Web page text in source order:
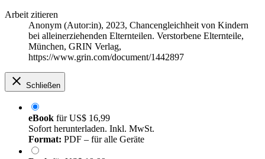
Arbeit zitieren
Anonym (Autor:in), 2023, Chancengleichheit von Kindern
bei alleinerziehenden Elternteilen. Verstorbene Elternteile,
München, GRIN Verlag,
https://www.grin.com/document/1442897
Schließen
eBook fürUS$ 16,99
Sofort herunterladen. Inkl. MwSt.
Format: PDF – für alle Geräte